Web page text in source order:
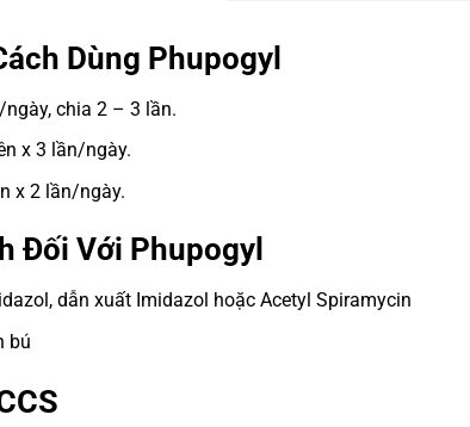
Dùng Phupogyl
chia 2 – 3 lần.
x 3 lần/ngày.
x 2 lần/ngày.
Đối Với Phupogyl
dẫn xuất Imidazol hoặc Acetyl Spiramycin
bú